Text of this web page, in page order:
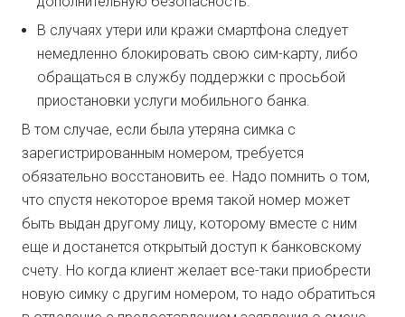
В случаях утери или кражи смартфона следует
немедленно блокировать свою сим-карту, либо
обращаться в службу поддержки с просьбой
приостановки услуги мобильного банка.
В том случае, если была утеряна симка с
зарегистрированным номером, требуется
обязательно восстановить ее. Надо помнить о том,
что спустя некоторое время такой номер может
быть выдан другому лицу, которому вместе с ним
еще и достанется открытый доступ к банковскому
счету. Но когда клиент желает все-таки приобрести
новую симку с другим номером, то надо обратиться